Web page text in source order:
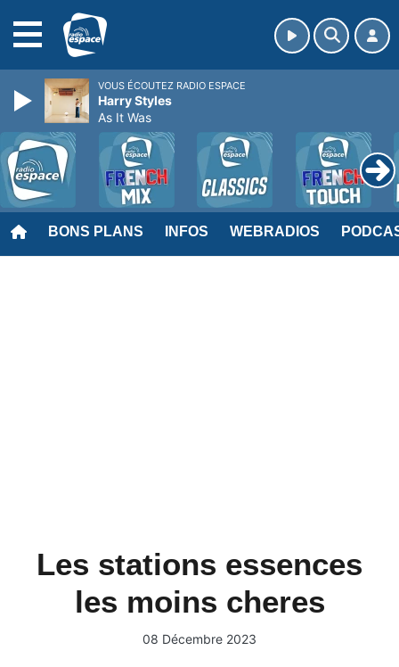
BONS PLANS INFOS WEBRADIOS
Les stations essences
les moins cheres
08 Décembre 2023
VOUS ÉCOUTEZ RADIO ESPACE
Harry Styles
As It Was